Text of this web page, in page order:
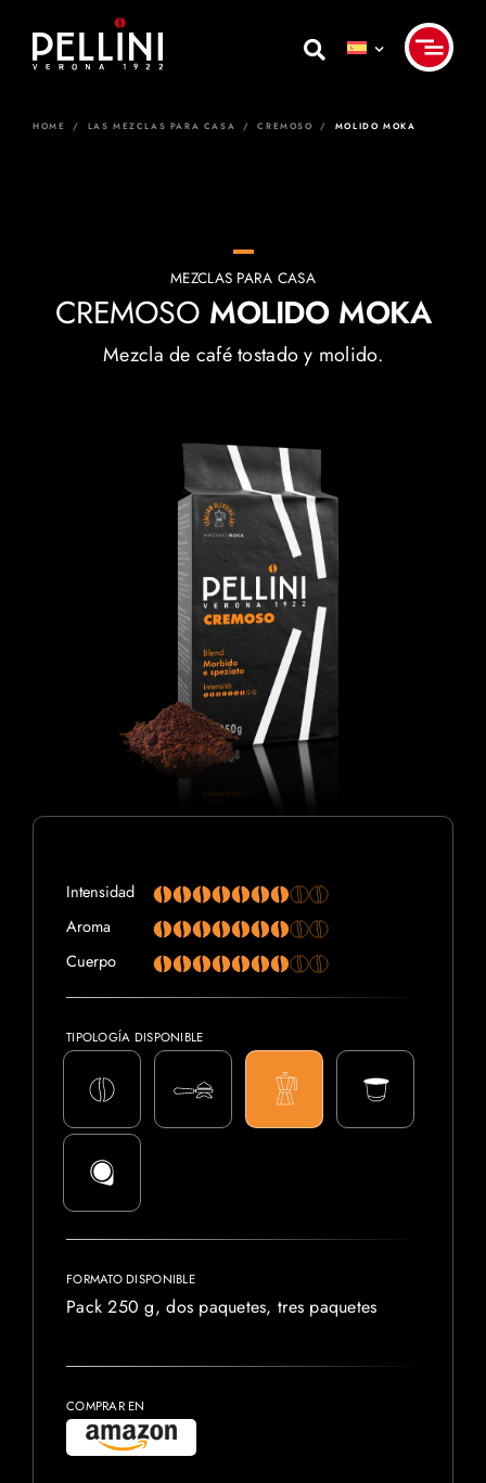
content
HOME / LAS MEZCLAS PARA CASA / CREMOSO / MOLIDO MOKA
MEZCLAS PARA CASA
CREMOSO MOLIDO MOKA
Mezcla de café tostado y molido.
Intensidad
Aroma
Cuerpo
TIPOLOGÍA DISPONIBLE
FORMATO DISPONIBLE
Pack 250 g, dos paquetes, tres paquetes
COMPRAR EN